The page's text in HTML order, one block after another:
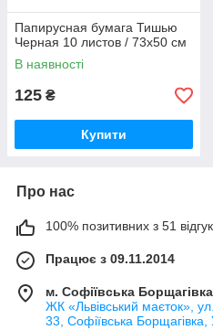
Папирусная бумага Тишью
Черная 10 листов / 73x50 см
В наявності
125 ₴
Купити
Про нас
100% позитивних з 51
Працює з 09.11.2014
м. Софіївська Борщагівка
ЖК «Львівський маєток»,
33, Софіївська Борщагівка,